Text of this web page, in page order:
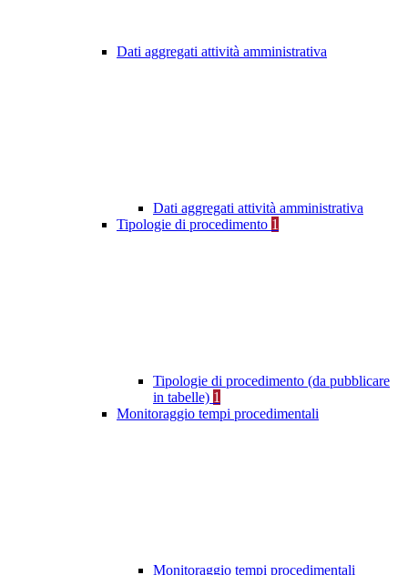
Dati aggregati attività amministrativa
Dati aggregati attività amministrativa
Tipologie di procedimento 1
Tipologie di procedimento (da pubblicare
in tabelle) 1
Monitoraggio tempi procedimentali
Monitoraggio tempi procedimentali